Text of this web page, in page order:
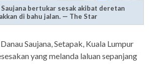
Saujana bertukar sesak akibat deretan
di bahu jalan. — The Star
Saujana, Setapak, Kuala Lumpur
yang melanda laluan sepanjang